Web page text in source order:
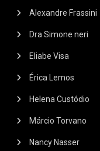
Alexandre Frassini
Dra Simone neri
Eliabe Visa
Érica Lemos
Helena Custódio
Márcio Torvano
Nancy Nasser